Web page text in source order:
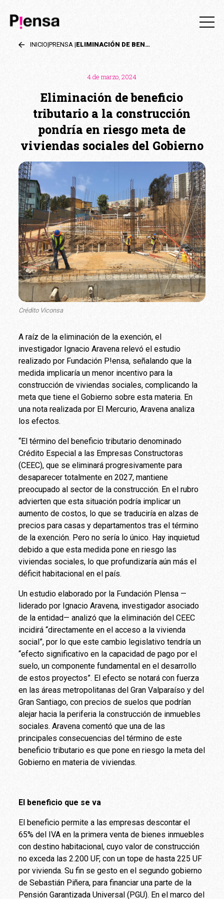
INICIO|PRENSA | ELIMINACIÓN DE BENEFICIO TRIBUTARIO A LA CONSTRUCCIÓN PONDRÍA EN RIESGO META DE VIVIENDAS SOCIALES DEL GOBIERNO
4 de marzo, 2024
Eliminación de beneficio
tributario a la construcción
pondría en riesgo meta de
viviendas sociales del Gobierno
Crédito Viconsa
A raíz de la eliminación de la exención, el
investigador Ignacio Aravena relevó el estudio
realizado por Fundación P!ensa, señalando que la
medida implicaría un menor incentivo para la
construcción de viviendas sociales, complicando la
meta que tiene el Gobierno sobre esta materia. En
una nota realizada por El Mercurio, Aravena analiza
los efectos.
“El término del beneficio tributario denominado
Crédito Especial a las Empresas Constructoras
(CEEC), que se eliminará progresivamente para
desaparecer totalmente en 2027, mantiene
preocupado al sector de la construcción. En el rubro
advierten que esta situación podría implicar un
aumento de costos, lo que se traduciría en alzas de
precios para casas y departamentos tras el término
de la exención. Pero no sería lo único. Hay inquietud
debido a que esta medida pone en riesgo las
viviendas sociales, lo que profundizaría aún más el
déficit habitacional en el país.
Un estudio elaborado por la Fundación Plensa —
liderado por Ignacio Aravena, investigador asociado
de la entidad— analizó que la eliminación del CEEC
incidirá “directamente en el acceso a la vivienda
social”, por lo que este cambio legislativo tendría un
“efecto significativo en la capacidad de pago por el
suelo, un componente fundamental en el desarrollo
de estos proyectos”. El efecto se notará con fuerza
en las áreas metropolitanas del Gran Valparaíso y del
Gran Santiago, con precios de suelos que podrían
alejar hacia la periferia la construcción de inmuebles
sociales. Aravena comentó que una de las
principales consecuencias del término de este
beneficio tributario es que pone en riesgo la meta del
Gobierno en materia de viviendas.
El beneficio que se va
El beneficio permite a las empresas descontar el
65% del IVA en la primera venta de bienes inmuebles
con destino habitacional, cuyo valor de construcción
no exceda las 2.200 UF, con un tope de hasta 225 UF
por vivienda. Su fin se gesto en el segundo gobierno
de Sebastián Piñera, para financiar una parte de la
Pensión Garantizada Universal (PGU). En el marco del